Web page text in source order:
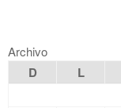
Archivo
D L